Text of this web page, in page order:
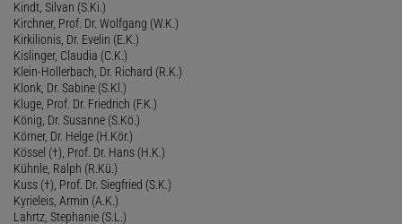
Kindt, Silvan (S.Ki.)
Kirchner, Prof. Dr. Wolfgang (W.K.)
Kirkilionis, Dr. Evelin (E.K.)
Kislinger, Claudia (C.K.)
Klein-Hollerbach, Dr. Richard (R.K.)
Klonk, Dr. Sabine (S.Kl.)
Kluge, Prof. Dr. Friedrich (F.K.)
König, Dr. Susanne (S.Kö.)
Körner, Dr. Helge (H.Kör.)
Kössel (†), Prof. Dr. Hans (H.K.)
Kühnle, Ralph (R.Kü.)
Kuss (†), Prof. Dr. Siegfried (S.K.)
Kyrieleis, Armin (A.K.)
Lahrtz, Stephanie (S.L.)